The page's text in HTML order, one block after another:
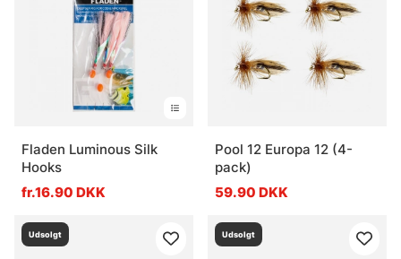
Fladen Luminous Silk
Hooks
fr.16.90 DKK
Pool 12 Europa 12 (4-
pack)
59.90 DKK
Udsolgt Udsolgt